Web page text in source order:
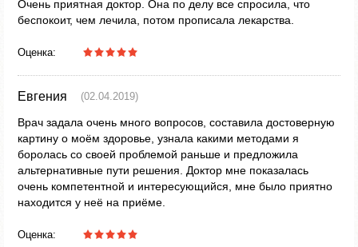
Очень приятная доктор. Она по делу все спросила, что
беспокоит, чем лечила, потом прописала лекарства.
Оценка:
Евгения (02.04.2019)
Врач задала очень много вопросов, составила достоверную
картину о моём здоровье, узнала какими методами я
боролась со своей проблемой раньше и предложила
альтернативные пути решения. Доктор мне показалась
очень компетентной и интересующийся, мне было приятно
находится у неё на приёме.
Оценка: